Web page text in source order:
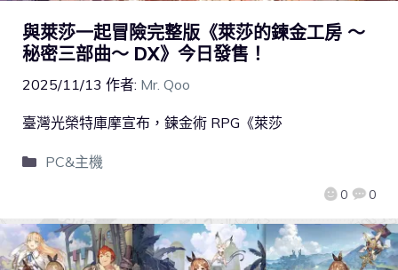
與萊莎一起冒險完整版《萊莎的鍊金工房 ～
秘密三部曲～ DX》今日發售！
2025/11/13 作者: Mr. Qoo
0 0
臺灣光榮特庫摩宣布，鍊金術 RPG《萊莎
PC&主機